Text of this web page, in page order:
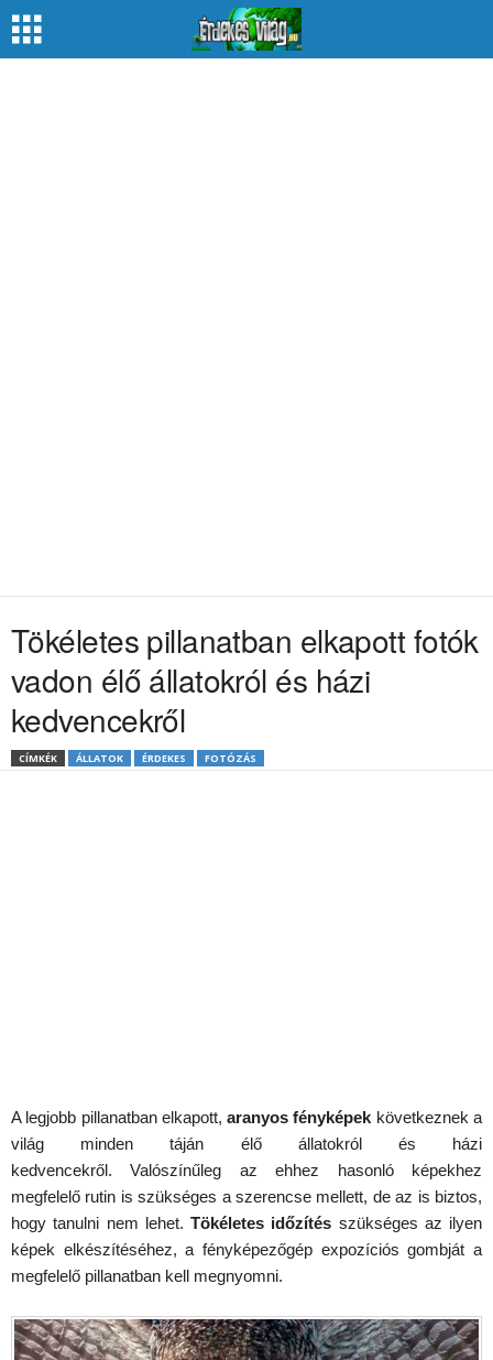
Tökéletes pillanatban elkapott fotók
vadon élő állatokról és házi
kedvencekről
CÍMKÉK ÁLLATOK ÉRDEKES FOTÓZÁS
A legjobb pillanatban elkapott, aranyos fényképek következnek a
világ minden táján élő állatokról és házi
kedvencekről. Valószínűleg az ehhez hasonló képekhez
megfelelő rutin is szükséges a szerencse mellett, de az is biztos,
hogy tanulni nem lehet. Tökéletes időzítés szükséges az ilyen
képek elkészítéséhez, a fényképezőgép expozíciós gombját a
megfelelő pillanatban kell megnyomni.